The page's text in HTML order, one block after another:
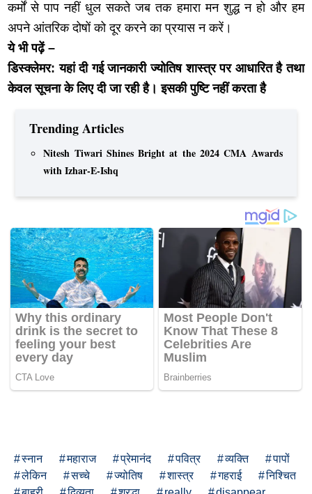
कर्मों से पाप नहीं धुल सकते जब तक हमारा मन शुद्ध न हो और हम
अपने आंतरिक दोषों को दूर करने का प्रयास न करें।
ये भी पढ़ें –
डिस्क्लेमर: यहां दी गई जानकारी ज्योतिष शास्त्र पर आधारित है तथा
केवल सूचना के लिए दी जा रही है। इसकी पुष्टि नहीं करता है
Trending Articles
Nitesh Tiwari Shines Bright at the 2024 CMA Awards
with Izhar-E-Ishq
स्नान महाराज प्रेमानंद पवित्र व्यक्ति
पापों
लेकिन
सच्चे ज्योतिष शास्त्र गहराई
निश्चित